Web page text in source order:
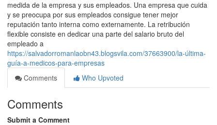
medida de la empresa y sus empleados. Una empresa que cuida
y se preocupa por sus empleados consigue tener mejor
reputación tanto interna como externamente. La retribución
flexible consiste en dedicar una parte del salario bruto del
empleado a
https://salvadorromanlaobn43.blogsvila.com/37663900/la-última-
guía-a-medicos-para-empresas
Comments
Who Upvoted
Comments
Submit a Comment